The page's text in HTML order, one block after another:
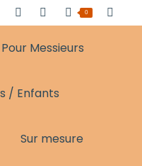
0
Pour Messieurs
/ Enfants
Sur mesure